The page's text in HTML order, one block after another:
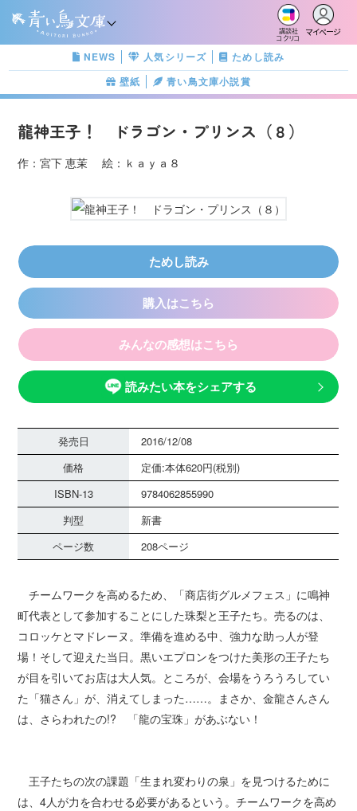
講談社
コクリコ
マイページ
NEWS 人気シリーズ
ためし読み
壁紙
青い鳥文庫小説賞
龍神王子！ ドラゴン・プリンス（８）
作：宮下 恵茉 絵：ｋａｙａ８
ためし読み
購入はこちら
みんなの感想はこちら
読みたい本をシェアする
発売日
2016/12/08
価格
定価:本体620円(税別)
ISBN-13
9784062855990
判型
新書
ページ数
208ページ
チームワークを高めるため、「商店街グルメフェス」に鳴神
町代表として参加することにした珠梨と王子たち。売るのは、
コロッケとマドレーヌ。準備を進める中、強力な助っ人が登
場！そして迎えた当日。黒いエプロンをつけた美形の王子たち
が目を引いてお店は大人気。ところが、会場をうろうろしてい
た「猫さん」が、消えてしまった……。まさか、金龍さんさん
は、さらわれたの!? 「龍の宝珠」があぶない！
王子たちの次の課題「生まれ変わりの泉」を見つけるために
は、4人が力を合わせる必要があるという。チームワークを高め